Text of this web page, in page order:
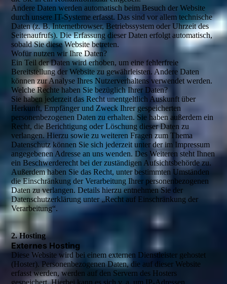
Andere Daten werden automatisch beim Besuch der Website
durch unsere IT-Systeme erfasst. Das sind vor allem technische
Daten (z. B. Internetbrowser, Betriebssystem oder Uhrzeit des
Seitenaufrufs). Die Erfassung dieser Daten erfolgt automatisch,
sobald Sie diese Website betreten.
Wofür nutzen wir Ihre Daten?
Ein Teil der Daten wird erhoben, um eine fehlerfreie
Bereitstellung der Website zu gewährleisten. Andere Daten
können zur Analyse Ihres Nutzerverhaltens verwendet werden.
Welche Rechte haben Sie bezüglich Ihrer Daten?
Sie haben jederzeit das Recht unentgeltlich Auskunft über
Herkunft, Empfänger und Zweck Ihrer gespeicherten
personenbezogenen Daten zu erhalten. Sie haben außerdem ein
Recht, die Berichtigung oder Löschung dieser Daten zu
verlangen. Hierzu sowie zu weiteren Fragen zum Thema
Datenschutz können Sie sich jederzeit unter der im Impressum
angegebenen Adresse an uns wenden. Des Weiteren steht Ihnen
ein Beschwerderecht bei der zuständigen Aufsichtsbehörde zu.
Außerdem haben Sie das Recht, unter bestimmten Umständen
die Einschränkung der Verarbeitung Ihrer personenbezogenen
Daten zu verlangen. Details hierzu entnehmen Sie der
Datenschutzerklärung unter „Recht auf Einschränkung der
Verarbeitung“.
2. Hosting
Externes Hosting
Diese Website wird bei einem externen Dienstleister gehostet
(Hoster). Personenbezogenen Daten, die auf dieser Website
erfasst werden, werden auf den Servern des Hosters
gespeichert. Hierbei kann es sich v. a. um IP-Adressen,